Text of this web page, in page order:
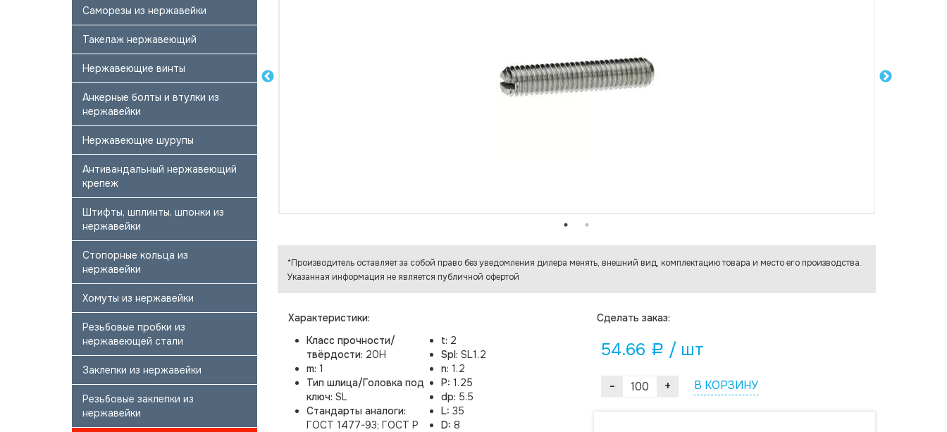
Саморезы из нержавейки
Такелаж нержавеющий
Нержавеющие винты
Анкерные болты и втулки из
нержавейки
Нержавеющие шурупы
Антивандальный нержавеющий
крепеж
Штифты, шплинты, шпонки из
нержавейки
Стопорные кольца из
нержавейки
Хомуты из нержавейки
Резьбовые пробки из
нержавеющей стали
Заклепки из нержавейки
Резьбовые заклепки из
нержавейки
Характеристики:
Класс прочности/
твёрдости: 20H
m: 1
Тип шлица/Головка под
ключ: SL
Стандарты аналоги:
ГОСТ 1477-93; ГОСТ Р
t: 2
Spl: SL1,2
n: 1.2
P: 1.25
dp: 5.5
L: 35
D: 8
Cделать заказ:
54.66 a / шт
- + В КОРЗИНУ
*Производитель оставляет за собой право без уведомления дилера менять, внешний вид, комплектацию товара и место его производства.
Указанная информация не является публичной офертой